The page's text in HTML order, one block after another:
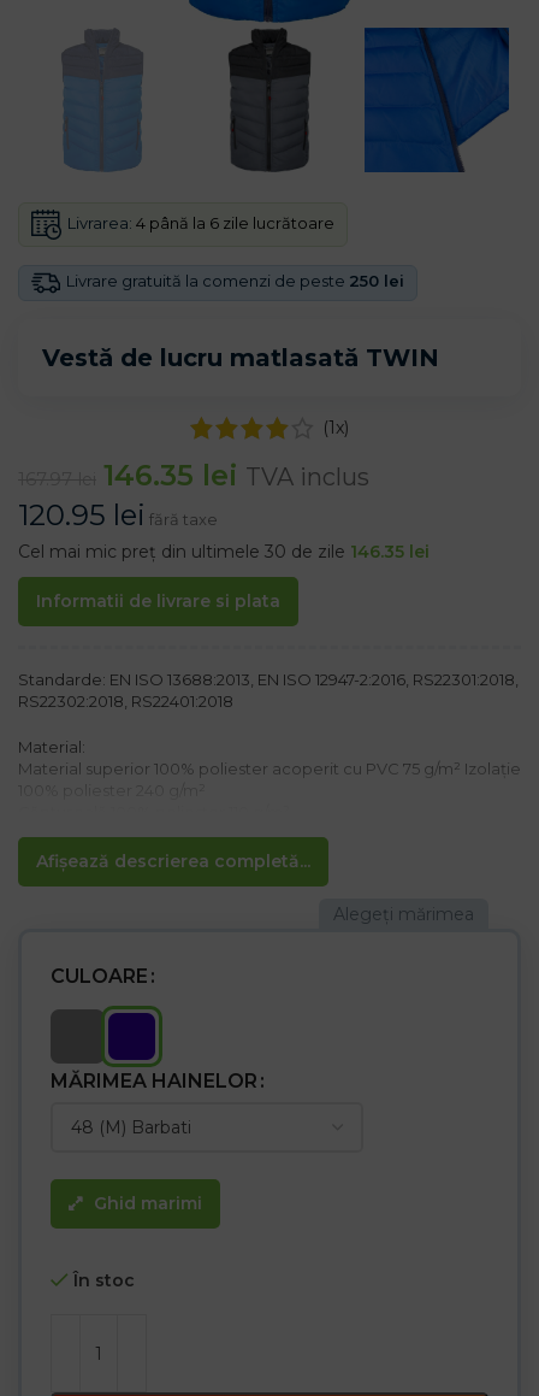
Vestă de lucru matlasată TWIN
Livrare gratuită la comenzi de peste 250 lei
Livrarea: 4 până la 6 zile lucrătoare
(1x)
146.35 lei TVA inclus
120.95 lei fără taxe
Cel mai mic preț din ultimele 30 de zile 146.35 lei
Informatii de livrare si plata
Afișează descrierea completă...
Standarde: EN ISO 13688:2013, EN ISO 12947-2:2016, RS22301:2018,
RS22302:2018, RS22401:2018
Material:
Material superior 100% poliester acoperit cu PVC 75 g/m² Izolație
Proprietăți:
– Vestă izolată impermeabilă
– Cusut fin cu dungi transversale care împiedică deplasarea
izolației
– datorită design modern, ideal nu numai pentru muncă, ci și
CULOARE
MĂRIMEA HAINELOR
Ghid marimi
În stoc